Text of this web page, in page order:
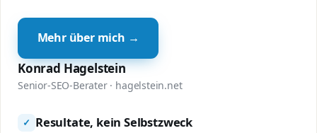
Mehr über mich →
Konrad Hagelstein
Senior-SEO-Berater · hagelstein.net
✓ Resultate, kein Selbstzweck